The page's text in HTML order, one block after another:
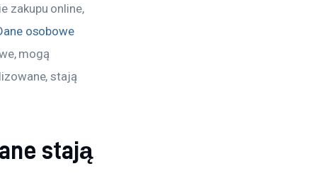
zakupu online,
osobowe
mogą
stają
stają